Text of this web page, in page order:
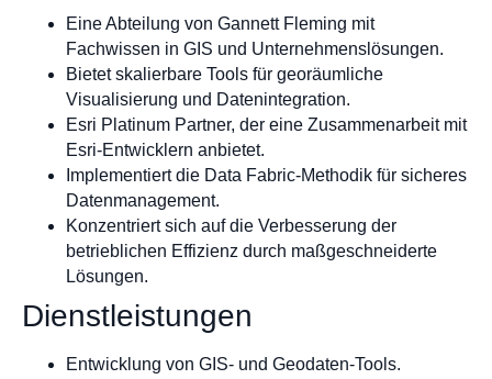
Eine Abteilung von Gannett Fleming mit
Fachwissen in GIS und Unternehmenslösungen.
Bietet skalierbare Tools für georäumliche
Visualisierung und Datenintegration.
Esri Platinum Partner, der eine Zusammenarbeit mit
Esri-Entwicklern anbietet.
Implementiert die Data Fabric-Methodik für sicheres
Datenmanagement.
Konzentriert sich auf die Verbesserung der
betrieblichen Effizienz durch maßgeschneiderte
Lösungen.
Dienstleistungen
Entwicklung von GIS- und Geodaten-Tools.